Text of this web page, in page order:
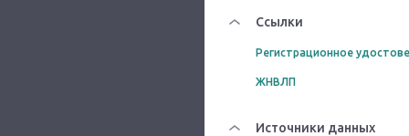
Ссылки
Регистрационное
ЖНВЛП
Источники данных